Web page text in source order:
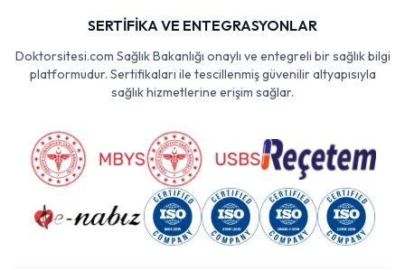
SERTİFİKA VE ENTEGRASYONLAR
Doktorsitesi.com Sağlık Bakanlığı onaylı ve entegreli bir sağlık bilgi
platformudur. Sertifikaları ile tescillenmiş güvenilir altyapısıyla
sağlık hizmetlerine erişim sağlar.